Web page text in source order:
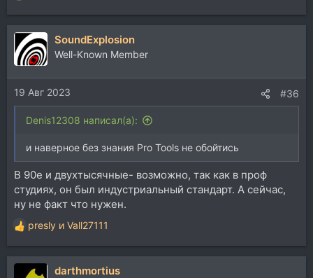
е
а
ц
и
и
:
SoundExplosion
Well-Known Member
19 Авг 2023 #36
Denis12308 написал(а):
и наверное без знания Pro Tools не обойтись
В 90е и двухтысячные- возможно, так как в проф
студиях, он был индустриальный стандарт. А сейчас,
ну не факт что нужен.
Р
е
а
presly и Vall27111
darthmortius